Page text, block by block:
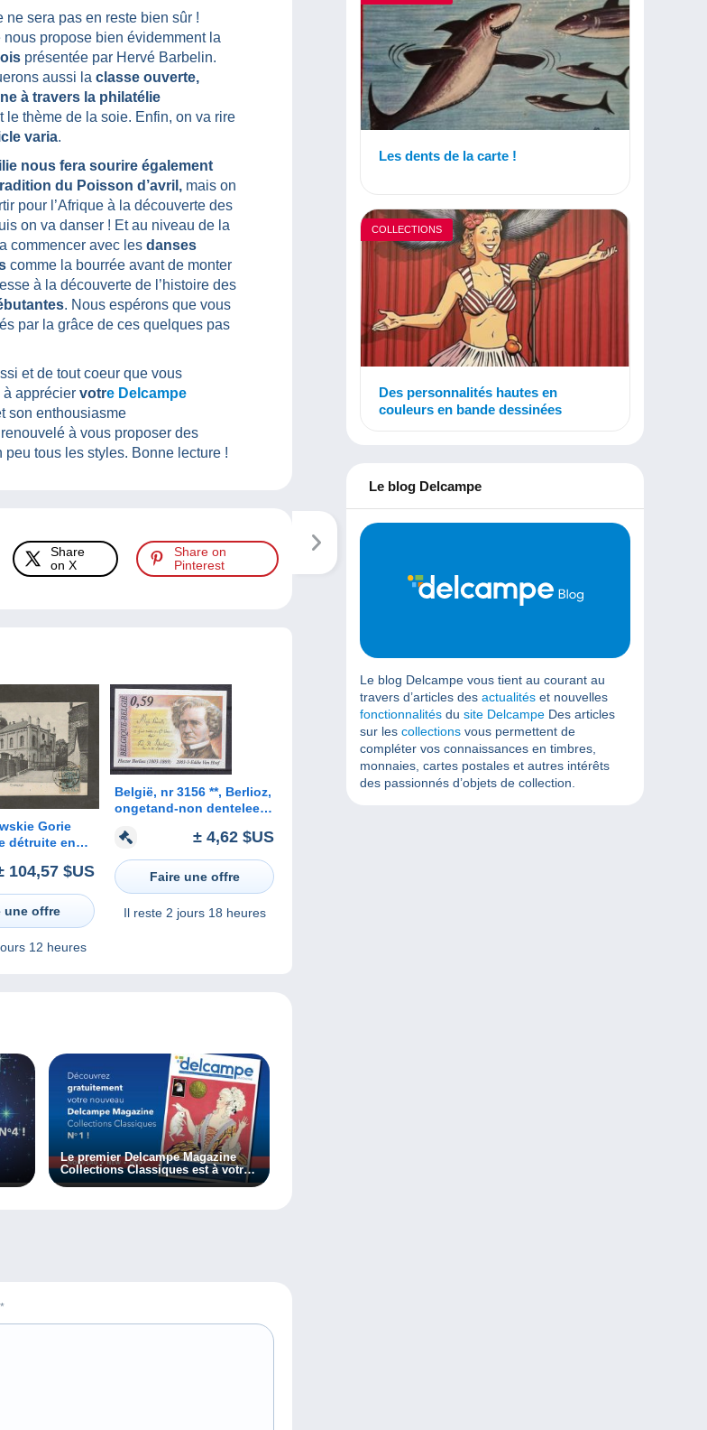
ne sera pas en reste bien sûr !
nous propose bien évidemment la
présentée par Hervé Barbelin.
aussi la classe ouverte,
à travers la philatélie
le thème de la soie. Enfin, on va rire
varia.
nous fera sourire également
du Poisson d’avril, mais on
pour l’Afrique à la découverte des
on va danser ! Et au niveau de la
commencer avec les danses
comme la bourrée avant de monter
à la découverte de l’histoire des
. Nous espérons que vous
par la grâce de ces quelques pas
et de tout coeur que vous
apprécier votre Delcampe
son enthousiasme
à vous proposer des
peu tous les styles. Bonne lecture !
Share
on X
Share on
Pinterest
104,57 $US
une offre
12 heures
België, nr 3156 **, Berlioz,
ongetand-non dentelee
± 4,62 $US
Faire une offre
Il reste 2 jours 18 heures
Le premier Delcampe Magazine
Collections Classiques est à votre
disposition !
*
Les dents de la carte !
COLLECTIONS
Des personnalités hautes en
couleurs en bande dessinées
Le blog Delcampe
Le blog Delcampe vous tient au courant au
travers d’articles des actualités et nouvelles
fonctionnalités du site Delcampe Des articles
sur les collections vous permettent de
compléter vos connaissances en timbres,
monnaies, cartes postales et autres intérêts
des passionnés d’objets de collection.